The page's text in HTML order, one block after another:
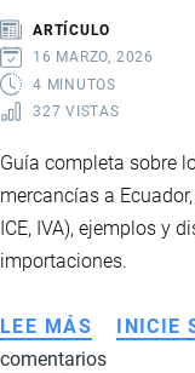
EL
EXTERIOR
SIN
ARTÍCULO
16 MARZO, 2026
4 MINUTOS
327 VISTAS
Guía completa sobre
mercancías a
ICE, IVA), ejemplos y
importaciones.
LEE MÁS SOBRE
TRIBUTOS
INICIE
comentarios